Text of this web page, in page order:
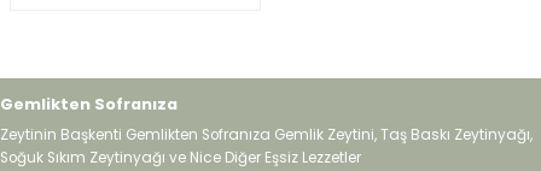
Gemlikten Sofranıza
Zeytinin Başkenti Gemlikten Sofranıza Gemlik Zeytini, Taş Baskı Zeytinyağı,
Soğuk Sıkım Zeytinyağı ve Nice Diğer Eşsiz Lezzetler